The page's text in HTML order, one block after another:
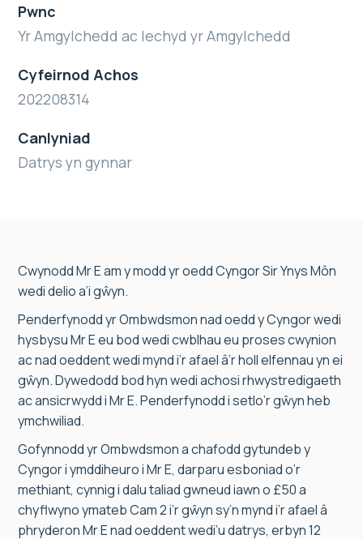
Pwnc
Yr Amgylchedd ac Iechyd yr Amgylchedd
Cyfeirnod Achos
202208314
Canlyniad
Datrys yn gynnar
Cwynodd Mr E am y modd yr oedd Cyngor Sir Ynys Môn
wedi delio a’i gŵyn.
Penderfynodd yr Ombwdsmon nad oedd y Cyngor wedi
hysbysu Mr E eu bod wedi cwblhau eu proses cwynion
ac nad oeddent wedi mynd i’r afael â’r holl elfennau yn ei
gŵyn. Dywedodd bod hyn wedi achosi rhwystredigaeth
ac ansicrwydd i Mr E. Penderfynodd i setlo’r gŵyn heb
ymchwiliad.
Gofynnodd yr Ombwdsmon a chafodd gytundeb y
Cyngor i ymddiheuro i Mr E, darparu esboniad o’r
methiant, cynnig i dalu taliad gwneud iawn o £50 a
chyflwyno ymateb Cam 2 i’r gŵyn sy’n mynd i’r afael â
phryderon Mr E nad oeddent wedi’u datrys, erbyn 12